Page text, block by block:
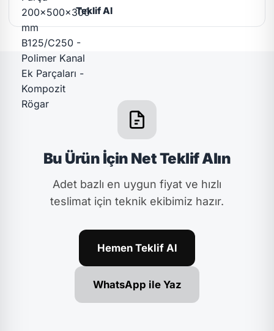
Teklif Al
Bu Ürün İçin Net Teklif Alın
Adet bazlı en uygun fiyat ve hızlı
teslimat için teknik ekibimiz hazır.
Hemen Teklif Al
WhatsApp ile Yaz